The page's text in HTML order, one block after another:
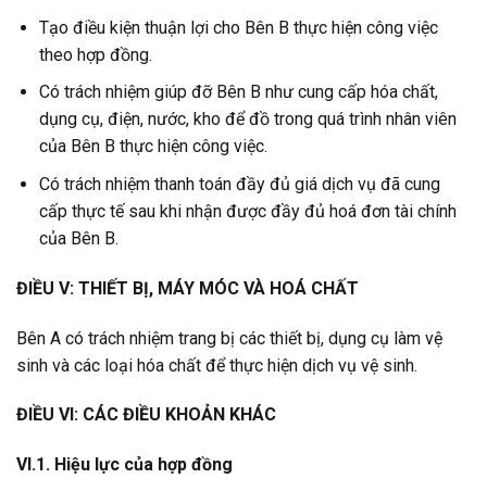
Tạo điều kiện thuận lợi cho Bên B thực hiện công việc
theo hợp đồng.
Có trách nhiệm giúp đỡ Bên B như cung cấp hóa chất,
dụng cụ, điện, nước, kho để đồ trong quá trình nhân viên
của Bên B thực hiện công việc.
Có trách nhiệm thanh toán đầy đủ giá dịch vụ đã cung
cấp thực tế sau khi nhận được đầy đủ hoá đơn tài chính
của Bên B.
ĐIỀU V: THIẾT BỊ, MÁY MÓC VÀ HOÁ CHẤT
Bên A có trách nhiệm trang bị các thiết bị, dụng cụ làm vệ
sinh và các loại hóa chất để thực hiện dịch vụ vệ sinh.
ĐIỀU VI: CÁC ĐIỀU KHOẢN KHÁC
VI.1. Hiệu lực của hợp đồng